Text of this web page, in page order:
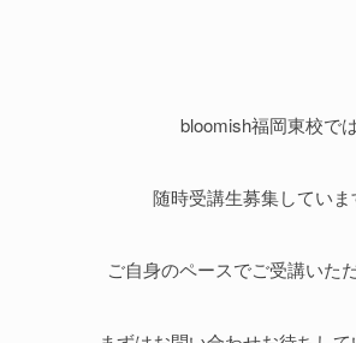
bloomish福岡東校で
随時受講生募集していま
ご自身のペースでご受講いただ